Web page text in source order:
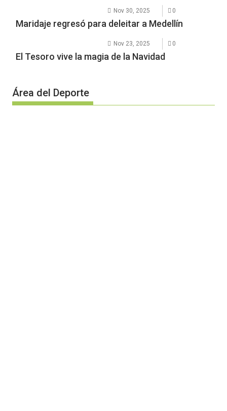
Nov 30, 2025 0
Maridaje regresó para deleitar a Medellín
Nov 23, 2025 0
El Tesoro vive la magia de la Navidad
Área del Deporte